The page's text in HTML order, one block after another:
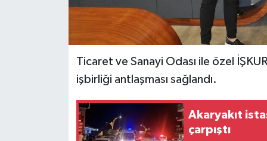
Ticaret ve Sanayi Odası ile özel
işbirliği antlaşması sağlandı.
Akaryakıt
çarpıştı